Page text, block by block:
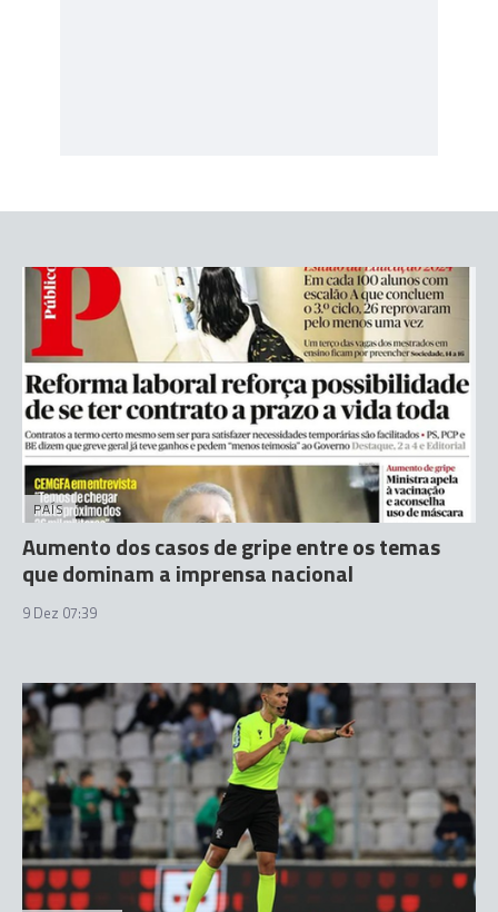
PAÍS
Aumento dos casos de gripe entre os temas
que dominam a imprensa nacional
9 Dez 07:39